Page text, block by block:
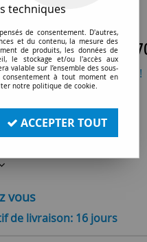
femelle 6.35 mono
à donner votre avis !
TTC
vous
de livraison: 16 jours
techniques
de consentement. D'autres,
et du contenu, la mesure des
de produits, les données de
le stockage et/ou l'accès aux
valable sur l’ensemble des sous-
à tout moment en
notre politique de cookie.
ACCEPTER TOUT